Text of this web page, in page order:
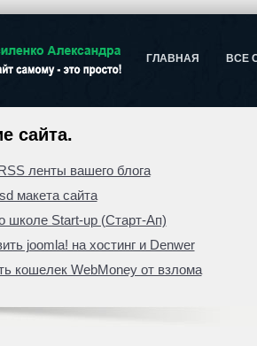
ВСЕ
ГЛАВНАЯ
сайта.
ленты вашего блога
макета сайта
школе Start-up (Старт-Ап)
joomla! на хостинг и Denwer
кошелек WebMoney от взлома